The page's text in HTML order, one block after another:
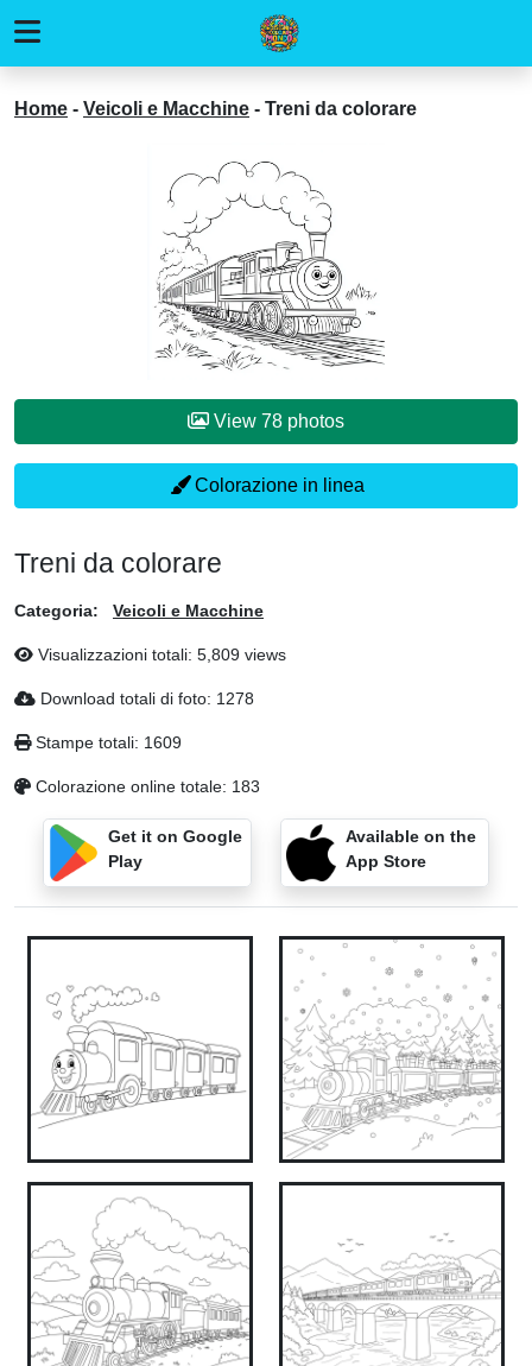
Home - Veicoli e Macchine - Treni da colorare
View 78 photos
Colorazione in linea
Treni da colorare
Categoria: Veicoli e Macchine
Visualizzazioni totali: 5,809 views
Download totali di foto: 1278
Stampe totali: 1609
Colorazione online totale: 183
Get it on Google
Play
Available on the
App Store